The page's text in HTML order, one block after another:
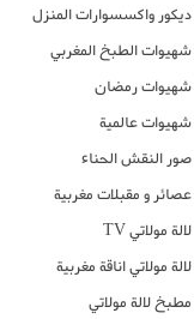
ديكور واكسسوارات المنزل
شهيوات الطبخ المغربي
شهيوات رمضان
شهيوات عالمية
صور النقش الحناء
عصائر و مقبلات مغربية
لالة مولاتي TV
لالة مولاتي اناقة مغربية
مطبخ لالة مولاتي